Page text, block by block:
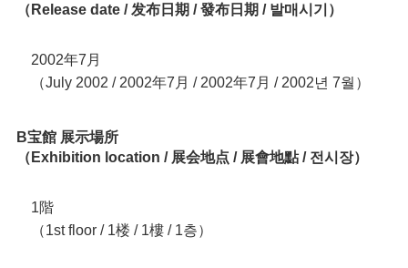
（Release date / 发布日期 / 發布日期 / 발매시기）
2002年7月
（July 2002 / 2002年7月 / 2002年7月 / 2002년 7월）
B宝館 展示場所
（Exhibition location / 展会地点 / 展會地點 / 전시장）
1階
（1st floor / 1楼 / 1樓 / 1층）